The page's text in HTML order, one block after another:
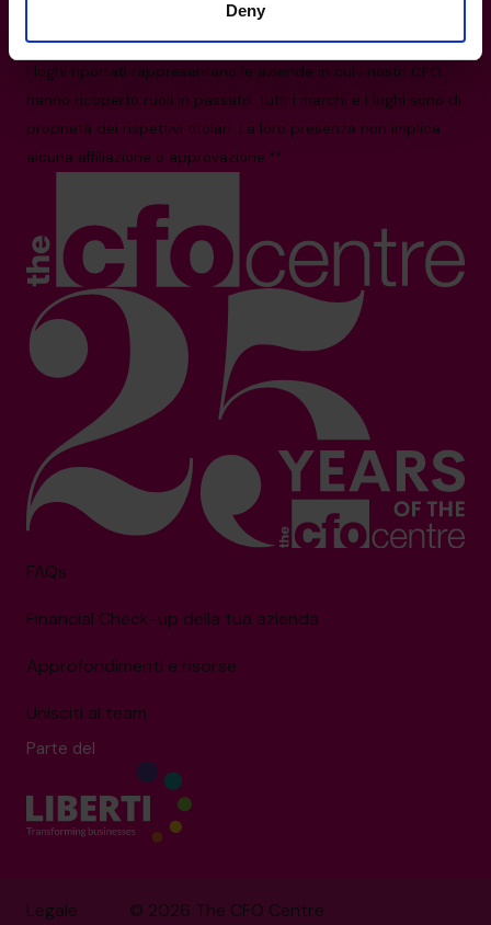
Deny
*Basato sul numero di CFO a livello globale e sul volume dei
Paesi operativi nel 2025.
I loghi riportati rappresentano le aziende in cui i nostri CFO
hanno ricoperto ruoli in passato. Tutti i marchi e i loghi sono di
proprietà dei rispettivi titolari. La loro presenza non implica
alcuna affiliazione o approvazione.**
FAQs
Financial Check-up della tua azienda
Approfondimenti e risorse
Unisciti al team
Parte del
© 2026 The CFO Centre
Legale